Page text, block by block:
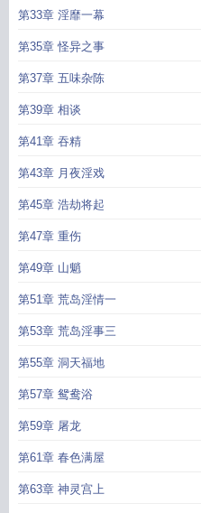
第33章 淫靡一幕
第35章 怪异之事
第37章 五味杂陈
第39章 相谈
第41章 吞精
第43章 月夜淫戏
第45章 浩劫将起
第47章 重伤
第49章 山魈
第51章 荒岛淫情一
第53章 荒岛淫事三
第55章 洞天福地
第57章 鸳鸯浴
第59章 屠龙
第61章 春色满屋
第63章 神灵宫上